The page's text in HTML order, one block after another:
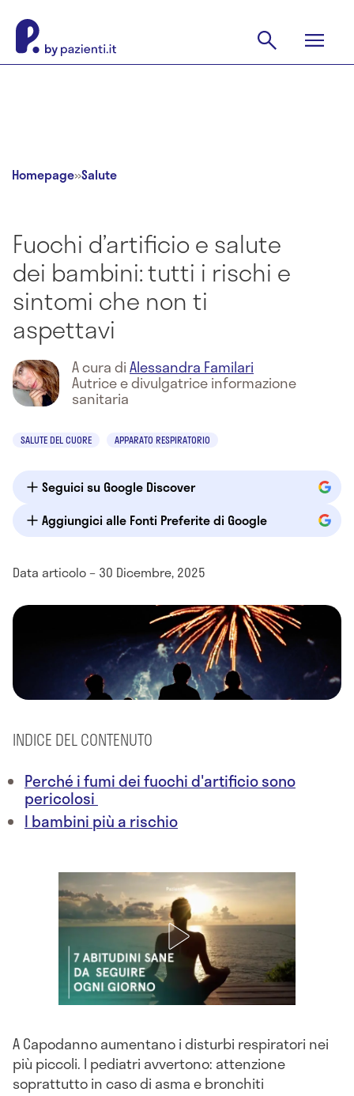
Homepage»Salute
Fuochi d’artificio e salute
dei bambini: tutti i rischi e
sintomi che non ti
aspettavi
A cura diAlessandra Familari
Autrice e divulgatrice informazione
sanitaria
SALUTE DEL CUORE APPARATO RESPIRATORIO
Seguici su Google Discover
Aggiungici alle Fonti Preferite di Google
Data articolo – 30 Dicembre, 2025
INDICE DEL CONTENUTO
Perché i fumi dei fuochi d'artificio sono
pericolosi
I bambini più a rischio
A Capodanno aumentano i disturbi respiratori nei
più piccoli. I pediatri avvertono: attenzione
soprattutto in caso di asma e bronchiti